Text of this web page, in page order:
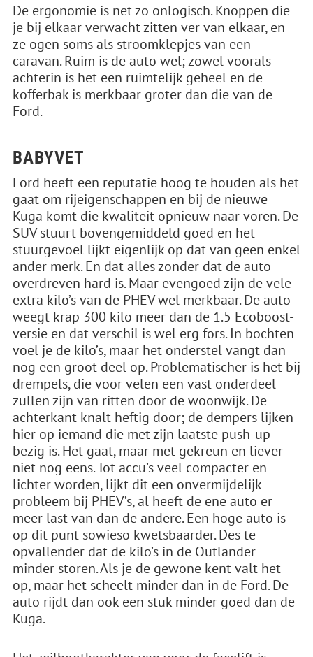
De ergonomie is net zo onlogisch. Knoppen die
je bij elkaar verwacht zitten ver van elkaar, en
ze ogen soms als stroomklepjes van een
caravan. Ruim is de auto wel; zowel voorals
achterin is het een ruimtelijk geheel en de
kofferbak is merkbaar groter dan die van de
Ford.
BABYVET
Ford heeft een reputatie hoog te houden als het
gaat om rijeigenschappen en bij de nieuwe
Kuga komt die kwaliteit opnieuw naar voren. De
SUV stuurt bovengemiddeld goed en het
stuurgevoel lijkt eigenlijk op dat van geen enkel
ander merk. En dat alles zonder dat de auto
overdreven hard is. Maar evengoed zijn de vele
extra kilo’s van de PHEV wel merkbaar. De auto
weegt krap 300 kilo meer dan de 1.5 Ecoboost-
versie en dat verschil is wel erg fors. In bochten
voel je de kilo’s, maar het onderstel vangt dan
nog een groot deel op. Problematischer is het bij
drempels, die voor velen een vast onderdeel
zullen zijn van ritten door de woonwijk. De
achterkant knalt heftig door; de dempers lijken
hier op iemand die met zijn laatste push-up
bezig is. Het gaat, maar met gekreun en liever
niet nog eens. Tot accu’s veel compacter en
lichter worden, lijkt dit een onvermijdelijk
probleem bij PHEV’s, al heeft de ene auto er
meer last van dan de andere. Een hoge auto is
op dit punt sowieso kwetsbaarder. Des te
opvallender dat de kilo’s in de Outlander
minder storen. Als je de gewone kent valt het
op, maar het scheelt minder dan in de Ford. De
auto rijdt dan ook een stuk minder goed dan de
Kuga.